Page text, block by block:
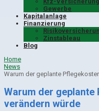
Gewerbe
Kapitalanlage
Finanzierung
Zinstableau
Blog
Home
News
Warum der geplante
Warum der
verändern würde